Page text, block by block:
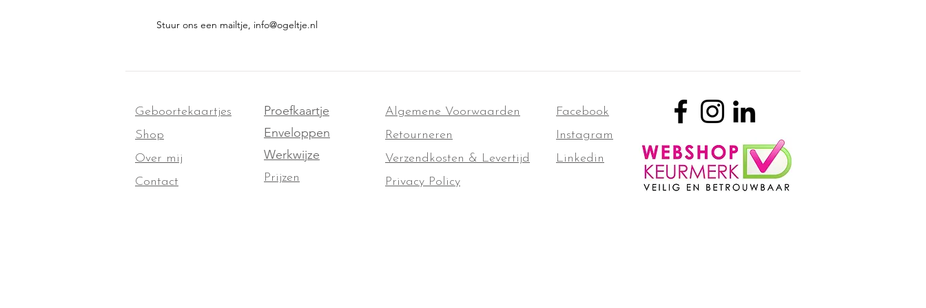
Stuur ons een mailtje, info@ogeltje.nl
Geboortekaartjes
Shop
Over mij
Contact
Proefkaartje
Enveloppen
Werkwijze
Prijzen
Algemene Voorwaarden
Retourneren
Verzendkosten & Levertijd
Privacy Policy
Facebook
Instagram
Linkedin